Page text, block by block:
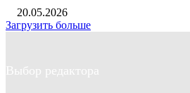
20.05.2026
Загрузить больше
Выбор редактора